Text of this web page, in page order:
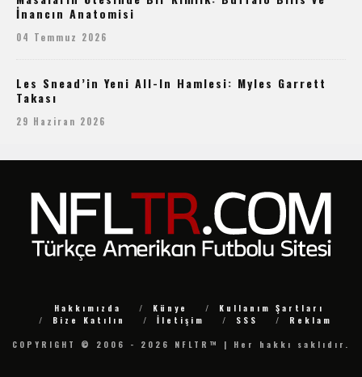
İnancın Anatomisi
04 Temmuz 2026
Les Snead’in Yeni All-In Hamlesi: Myles Garrett
Takası
29 Haziran 2026
Hakkımızda Künye
Kullanım Şartları
Bize Katılın
İletişim SSS
Reklam
COPYRIGHT © 2006 - 2026 NFLTR™ | Her hakkı saklıdır.